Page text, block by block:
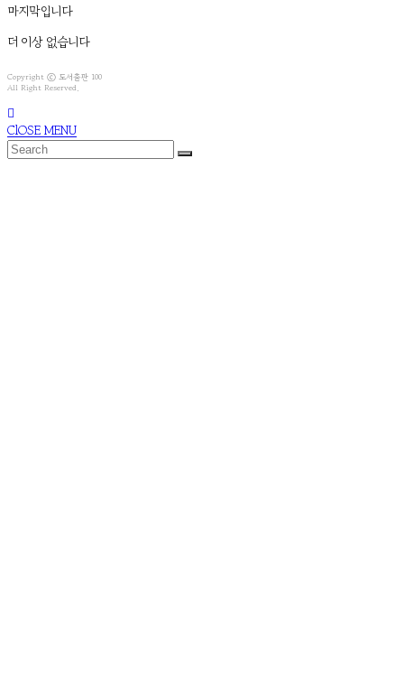
마지막입니다
더 이상 없습니다
Copyright ⓒ 도서출판 100
All Right Reserved.
ClOSE MENU